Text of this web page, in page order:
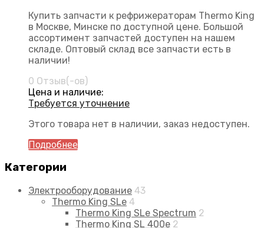
Купить запчасти к рефрижераторам Thermo King
в Москве, Минске по доступной цене. Большой
ассортимент запчастей доступен на нашем
складе. Оптовый склад все запчасти есть в
наличии!
0 Отзыв(-ов)
Цена и наличие:
Требуется уточнение
Этого товара нет в наличии, заказ недоступен.
Подробнее
Категории
Электрооборудование 43
Thermo King SLe 4
Thermo King SLe Spectrum 2
Thermo King SL 400e 2